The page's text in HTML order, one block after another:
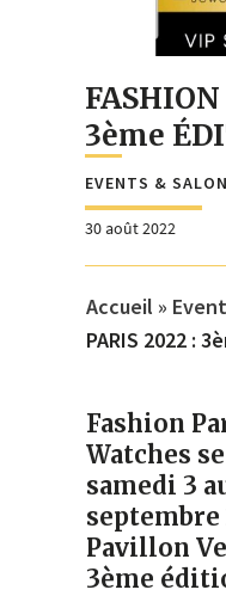
3ème
EVENTS &
30 août 2022
Accueil »
PARIS 2022 :
Fashion
Watches
samedi 3
septembre
Pavillon
3ème